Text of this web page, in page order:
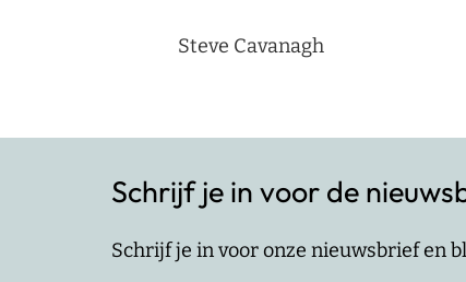
Steve Cavanagh
Schrijf je in voor de
Schrijf je in voor onze nieuwsbrief en